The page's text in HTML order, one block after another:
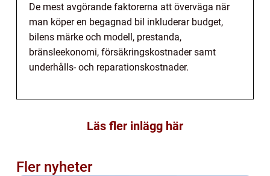
De mest avgörande faktorerna att överväga när
man köper en begagnad bil inkluderar budget,
bilens märke och modell, prestanda,
bränsleekonomi, försäkringskostnader samt
underhålls- och reparationskostnader.
Läs fler inlägg här
Fler nyheter